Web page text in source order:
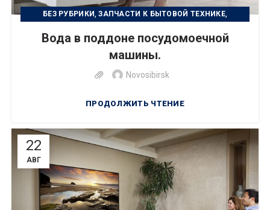
БЕЗ РУБРИКИ,ЗАПЧАСТИ К БЫТОВОЙ ТЕХНИКЕ,
УСТРАНЕНИЕ НЕИСПРАВНОСТИ,УХОД ЗА ТЕХНИКОЙ
Вода в поддоне посудомоечной
машины.
Novosibirsk
ПРОДОЛЖИТЬ ЧТЕНИЕ
22
АВГ